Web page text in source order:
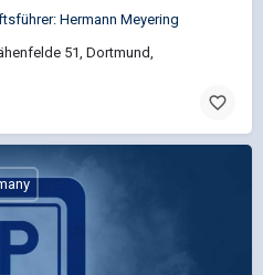
Hermann Meyering
51, Dortmund,